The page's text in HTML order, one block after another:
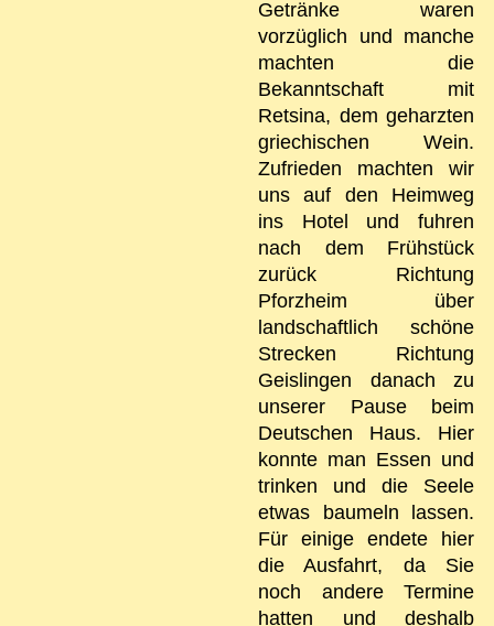
Getränke waren
vorzüglich und manche
machten die
Bekanntschaft mit
Retsina, dem geharzten
griechischen Wein.
Zufrieden machten wir
uns auf den Heimweg
ins Hotel und fuhren
nach dem Frühstück
zurück Richtung
Pforzheim über
landschaftlich schöne
Strecken Richtung
Geislingen danach zu
unserer Pause beim
Deutschen Haus. Hier
konnte man Essen und
trinken und die Seele
etwas baumeln lassen.
Für einige endete hier
die Ausfahrt, da Sie
noch andere Termine
hatten und deshalb